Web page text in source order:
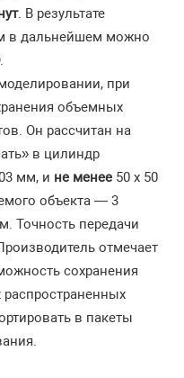
. В результате
в дальнейшем можно
при
объемных
Он рассчитан на
в цилиндр
мм, и не менее 50 х 50
объекта — 3
Точность передачи
отмечает
сохранения
в пакеты